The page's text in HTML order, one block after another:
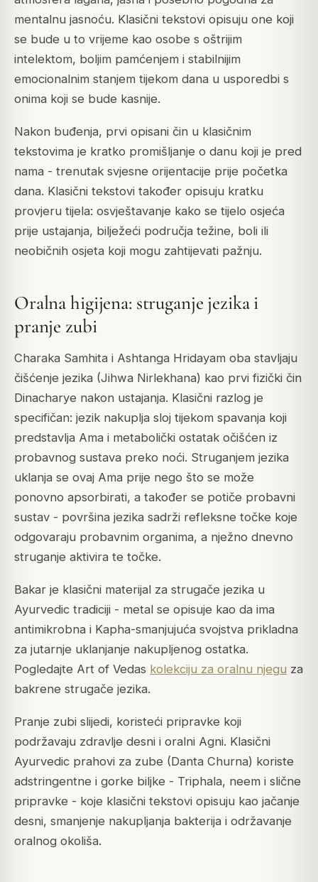
mentalnu jasnoću. Klasični tekstovi opisuju one koji
se bude u to vrijeme kao osobe s oštrijim
intelektom, boljim pamćenjem i stabilnijim
emocionalnim stanjem tijekom dana u usporedbi s
onima koji se bude kasnije.
Nakon buđenja, prvi opisani čin u klasičnim
tekstovima je kratko promišljanje o danu koji je pred
nama - trenutak svjesne orijentacije prije početka
dana. Klasični tekstovi također opisuju kratku
provjeru tijela: osvještavanje kako se tijelo osjeća
prije ustajanja, bilježeći područja težine, boli ili
neobičnih osjeta koji mogu zahtijevati pažnju.
Oralna higijena: struganje jezika i
pranje zubi
Charaka Samhita i Ashtanga Hridayam oba stavljaju
čišćenje jezika (Jihwa Nirlekhana) kao prvi fizički čin
Dinacharye nakon ustajanja. Klasični razlog je
specifičan: jezik nakuplja sloj tijekom spavanja koji
predstavlja Ama i metabolički ostatak očišćen iz
probavnog sustava preko noći. Struganjem jezika
uklanja se ovaj Ama prije nego što se može
ponovno apsorbirati, a također se potiče probavni
sustav - površina jezika sadrži refleksne točke koje
odgovaraju probavnim organima, a nježno dnevno
struganje aktivira te točke.
Bakar je klasični materijal za strugače jezika u
Ayurvedic tradiciji - metal se opisuje kao da ima
antimikrobna i Kapha-smanjujuća svojstva prikladna
za jutarnje uklanjanje nakupljenog ostatka.
Pogledajte Art of Vedas kolekciju za oralnu njegu za
bakrene strugače jezika.
Pranje zubi slijedi, koristeći pripravke koji
podržavaju zdravlje desni i oralni Agni. Klasični
Ayurvedic prahovi za zube (Danta Churna) koriste
adstringentne i gorke biljke - Triphala, neem i slične
pripravke - koje klasični tekstovi opisuju kao jačanje
desni, smanjenje nakupljanja bakterija i održavanje
oralnog okoliša.